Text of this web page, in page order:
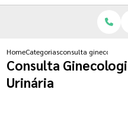
HomeCategoriasconsulta
Consulta
Urinária